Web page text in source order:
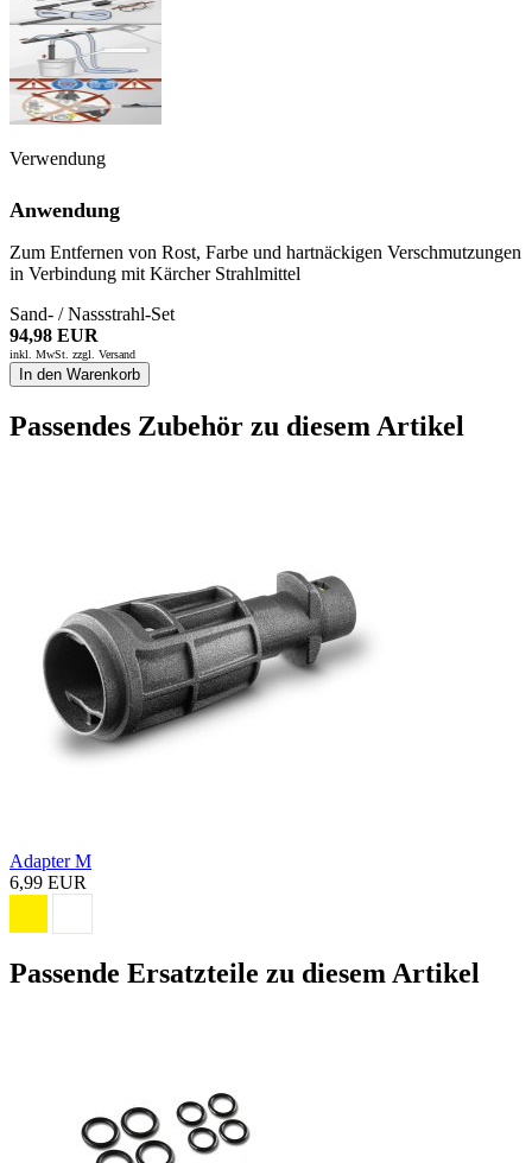
Verwendung
Anwendung
Zum Entfernen von Rost, Farbe und hartnäckigen Verschmutzungen
in Verbindung mit Kärcher Strahlmittel
Sand- / Nassstrahl-Set
94,98 EUR
inkl. MwSt. zzgl. Versand
In den Warenkorb
Passendes Zubehör zu diesem Artikel
Adapter M
6,99 EUR
Passende Ersatzteile zu diesem Artikel